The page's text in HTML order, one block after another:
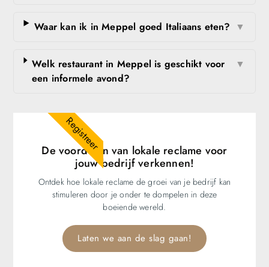
Waar kan ik in Meppel goed Italiaans eten? ▼
Welk restaurant in Meppel is geschikt voor
een informele avond?
▼
De voordelen van lokale reclame voor
jouw bedrijf verkennen!
Ontdek hoe lokale reclame de groei van je bedrijf kan
stimuleren door je onder te dompelen in deze
boeiende wereld.
Laten we aan de slag gaan!
Registreer